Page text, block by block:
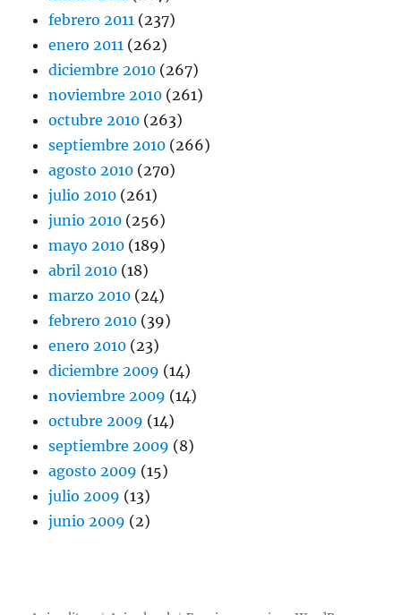
febrero 2011 (237)
enero 2011 (262)
diciembre 2010 (267)
noviembre 2010 (261)
octubre 2010 (263)
septiembre 2010 (266)
agosto 2010 (270)
julio 2010 (261)
junio 2010 (256)
mayo 2010 (189)
abril 2010 (18)
marzo 2010 (24)
febrero 2010 (39)
enero 2010 (23)
diciembre 2009 (14)
noviembre 2009 (14)
octubre 2009 (14)
septiembre 2009 (8)
agosto 2009 (15)
julio 2009 (13)
junio 2009 (2)